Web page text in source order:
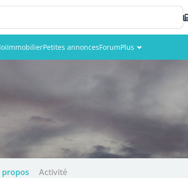
ImmobilierPetites annoncesForumPlus
propos Activité